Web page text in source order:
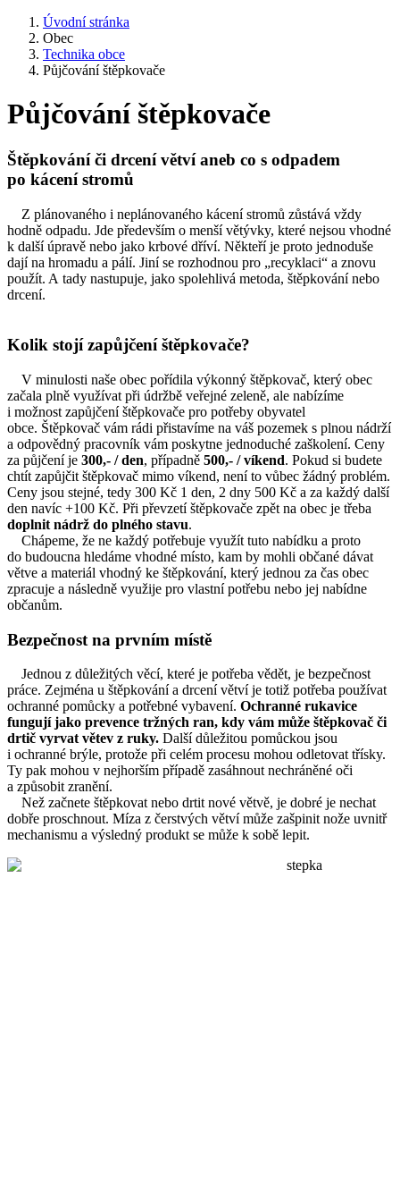
Úvodní stránka
Obec
Technika obce
Půjčování štěpkovače
Půjčování štěpkovače
Štěpkování či drcení větví aneb co s odpadem
po kácení stromů
Z plánovaného i neplánovaného kácení stromů zůstává vždy
hodně odpadu. Jde především o menší větývky, které nejsou vhodné
k další úpravě nebo jako krbové dříví. Někteří je proto jednoduše
dají na hromadu a pálí. Jiní se rozhodnou pro „recyklaci“ a znovu
použít. A tady nastupuje, jako spolehlivá metoda, štěpkování nebo
drcení.
Kolik stojí zapůjčení štěpkovače?
V minulosti naše obec pořídila výkonný štěpkovač, který obec
začala plně využívat při údržbě veřejné zeleně, ale nabízíme
i možnost zapůjčení štěpkovače pro potřeby obyvatel
obce. Štěpkovač vám rádi přistavíme na váš pozemek s plnou nádrží
a odpovědný pracovník vám poskytne jednoduché zaškolení. Ceny
za půjčení je 300,- / den, případně 500,- / víkend. Pokud si budete
chtít zapůjčit štěpkovač mimo víkend, není to vůbec žádný problém.
Ceny jsou stejné, tedy 300 Kč 1 den, 2 dny 500 Kč a za každý další
den navíc +100 Kč. Při převzetí štěpkovače zpět na obec je třeba
doplnit nádrž do plného stavu.
Chápeme, že ne každý potřebuje využít tuto nabídku a proto
do budoucna hledáme vhodné místo, kam by mohli občané dávat
větve a materiál vhodný ke štěpkování, který jednou za čas obec
zpracuje a následně využije pro vlastní potřebu nebo jej nabídne
občanům.
Bezpečnost na prvním místě
Jednou z důležitých věcí, které je potřeba vědět, je bezpečnost
práce. Zejména u štěpkování a drcení větví je totiž potřeba používat
ochranné pomůcky a potřebné vybavení. Ochranné rukavice
fungují jako prevence tržných ran, kdy vám může štěpkovač či
drtič vyrvat větev z ruky. Další důležitou pomůckou jsou
i ochranné brýle, protože při celém procesu mohou odletovat třísky.
Ty pak mohou v nejhorším případě zasáhnout nechráněné oči
a způsobit zranění.
Než začnete štěpkovat nebo drtit nové větvě, je dobré je nechat
dobře proschnout. Míza z čerstvých větví může zašpinit nože uvnitř
mechanismu a výsledný produkt se může k sobě lepit.